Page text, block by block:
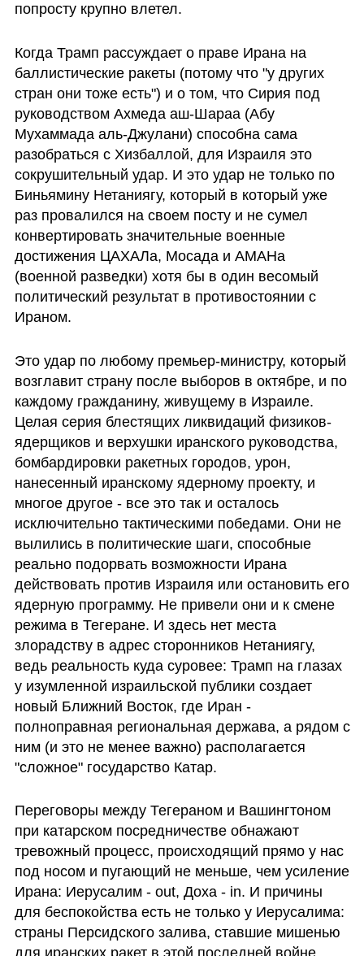
попросту крупно влетел.
Когда Трамп рассуждает о праве Ирана на
баллистические ракеты (потому что "у других
стран они тоже есть") и о том, что Сирия под
руководством Ахмеда аш-Шараа (Абу
Мухаммада аль-Джулани) способна сама
разобраться с Хизбаллой, для Израиля это
сокрушительный удар. И это удар не только по
Биньямину Нетаниягу, который в который уже
раз провалился на своем посту и не сумел
конвертировать значительные военные
достижения ЦАХАЛа, Мосада и АМАНа
(военной разведки) хотя бы в один весомый
политический результат в противостоянии с
Ираном.
Это удар по любому премьер-министру, который
возглавит страну после выборов в октябре, и по
каждому гражданину, живущему в Израиле.
Целая серия блестящих ликвидаций физиков-
ядерщиков и верхушки иранского руководства,
бомбардировки ракетных городов, урон,
нанесенный иранскому ядерному проекту, и
многое другое - все это так и осталось
исключительно тактическими победами. Они не
вылились в политические шаги, способные
реально подорвать возможности Ирана
действовать против Израиля или остановить его
ядерную программу. Не привели они и к смене
режима в Тегеране. И здесь нет места
злорадству в адрес сторонников Нетаниягу,
ведь реальность куда суровее: Трамп на глазах
у изумленной израильской публики создает
новый Ближний Восток, где Иран -
полноправная региональная держава, а рядом с
ним (и это не менее важно) располагается
"сложное" государство Катар.
Переговоры между Тегераном и Вашингтоном
при катарском посредничестве обнажают
тревожный процесс, происходящий прямо у нас
под носом и пугающий не меньше, чем усиление
Ирана: Иерусалим - out, Доха - in. И причины
для беспокойства есть не только у Иерусалима:
страны Персидского залива, ставшие мишенью